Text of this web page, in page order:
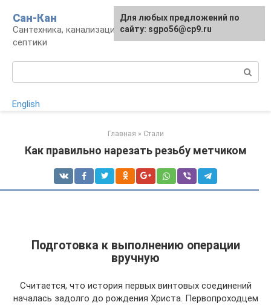
контенту
Сан-Кан
Сантехника, канализация, водопровод,
септики
English
Главная » Стали
Как правильно нарезать резьбу метчиком
Подготовка к выполнению операции
вручную
Считается, что история первых винтовых соединений
началась задолго до рождения Христа. Первопроходцем
Для любых предложений по
сайту: sgpo56@cp9.ru